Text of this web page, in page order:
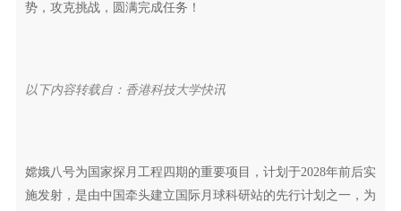
势，攻克挑战，圆满完成任务！
以下内容转载自：香港科技大学快讯
嫦娥八号为国家探月工程四期的重要项目，计划于2028年前后实
施发射，是由中国牵头建立国际月球科研站的先行计划之一，为